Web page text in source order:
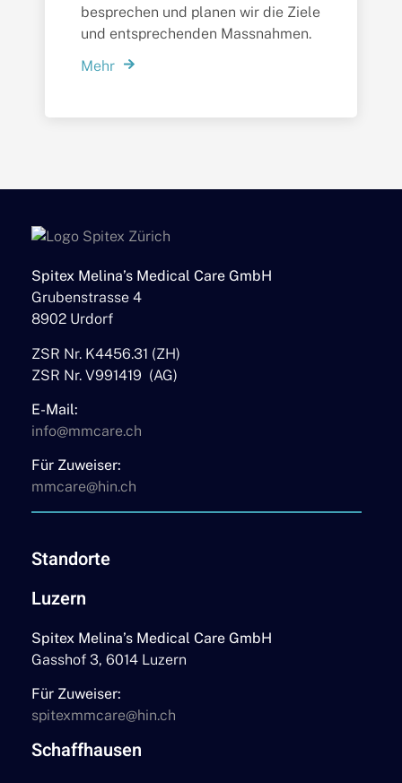
besprechen und planen wir die Ziele
und entsprechenden Massnahmen.
Mehr
Spitex Melina’s Medical Care GmbH
Grubenstrasse 4
8902 Urdorf
ZSR Nr. K4456.31 (ZH)
ZSR Nr. V991419 (AG)
E-Mail:
info@mmcare.ch
Für Zuweiser:
mmcare@hin.ch
Standorte
Luzern
Spitex Melina’s Medical Care GmbH
Gasshof 3, 6014 Luzern
Für Zuweiser:
spitexmmcare@hin.ch
Schaffhausen